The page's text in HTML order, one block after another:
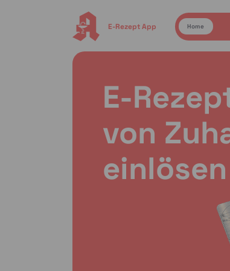
E-Rezept App Home
E-
von
einlösen